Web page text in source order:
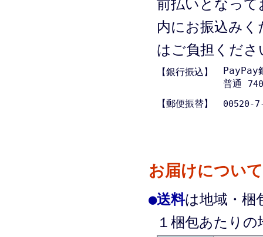
前払いとなっ
内にお振込み
はご負担くだ
【銀行振込】
PayPay
普通
【郵便振替】 00520-
お届けについて
●送料は地域・
１梱包あたり